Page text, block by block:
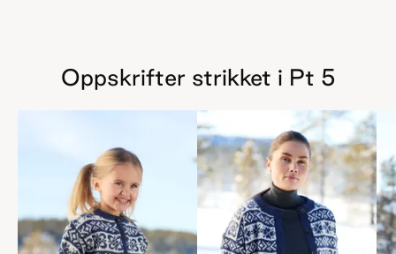
Oppskrifter strikket i Pt 5